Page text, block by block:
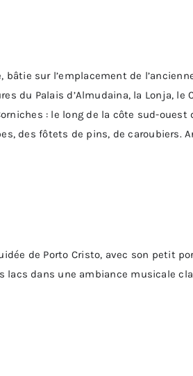
sur l’emplacement de
du Palais d’Almudaina, la Lonja, le
: le long de la côte sud-ouest
des fôtets de pins, de caroubiers.
de Porto Cristo, avec son petit
lacs dans une ambiance musicale